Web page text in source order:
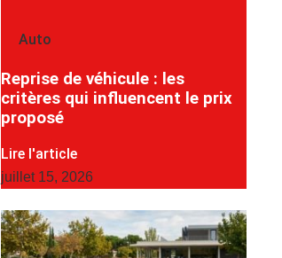
Auto
Reprise de véhicule : les
critères qui influencent le prix
proposé
Lire l'article
juillet 15, 2026